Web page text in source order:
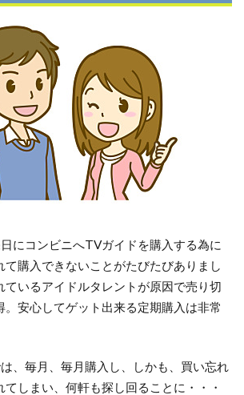
にコンビニへTVガイドを購入する為に
て購入できないことがたびたびありまし
ているアイドルタレントが原因で売り切
。安心してゲット出来る定期購入は非常
、毎月、毎月購入し、しかも、買い忘れ
しまい、何軒も探し回ることに・・・